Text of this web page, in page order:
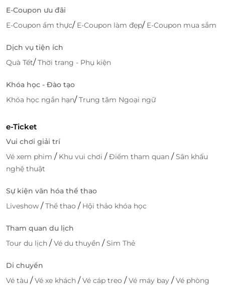
E-Coupon ưu đãi
E-Coupon ẩm thực/ E-Coupon làm đẹp/ E-Coupon mua sắm
Dịch vụ tiện ích
Quà Tết/Thời trang - Phụ kiện
Khóa học - Đào tạo
Khóa học ngắn hạn/Trung tâm Ngoại ngữ
e-Ticket
Vui chơi giải trí
Vé xem phim / Khu vui chơi /Điểm tham quan /Sân khấu
nghệ thuật
Sự kiện văn hóa thể thao
Liveshow /Thể thao / Hội thảo khóa học
Tham quan du lịch
Tour du lịch /Vé du thuyền /Sim Thẻ
Di chuyển
Vé tàu /Vé xe khách /Vé cáp treo /Vé máy bay /Vé phòng